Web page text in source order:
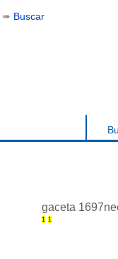
➠ Buscar
gaceta
1 1